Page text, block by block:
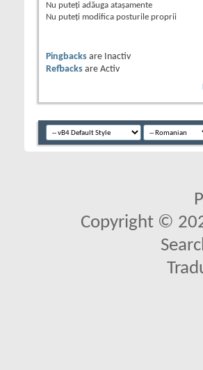
Nu puteţi adăuga ataşamente
Nu puteţi modifica posturile proprii
Pingbacks are
Inactiv
Refbacks are Activ
Copyright ©